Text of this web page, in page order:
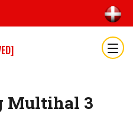
Multihal 3